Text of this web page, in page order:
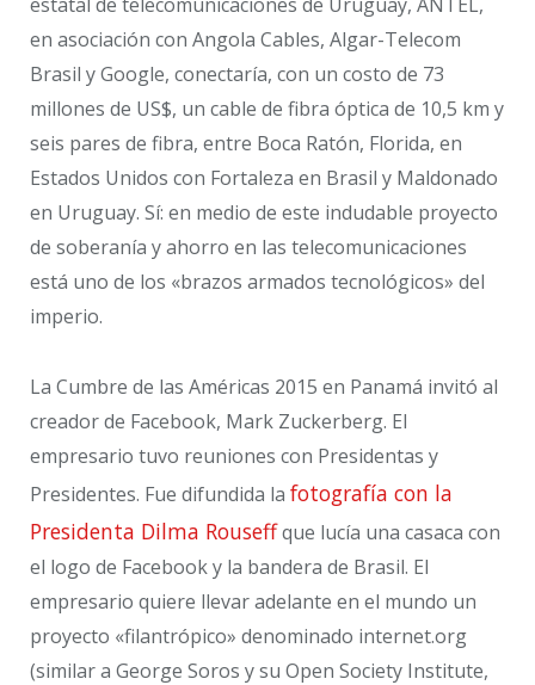
en asociación con Angola Cables, Algar-Telecom
Brasil y Google, conectaría, con un costo de 73
millones de US$, un cable de fibra óptica de 10,5 km y
seis pares de fibra, entre Boca Ratón, Florida, en
Estados Unidos con Fortaleza en Brasil y Maldonado
en Uruguay. Sí: en medio de este indudable proyecto
de soberanía y ahorro en las telecomunicaciones
está uno de los «brazos armados tecnológicos» del
imperio.
La Cumbre de las Américas 2015 en Panamá invitó al
creador de Facebook, Mark Zuckerberg. El
empresario tuvo reuniones con Presidentas y
Presidentes. Fue difundida la fotografía con la
Presidenta Dilma Rouseffque lucía una casaca con
el logo de Facebook y la bandera de Brasil. El
empresario quiere llevar adelante en el mundo un
proyecto «filantrópico» denominado internet.org
(similar a George Soros y su Open Society Institute,